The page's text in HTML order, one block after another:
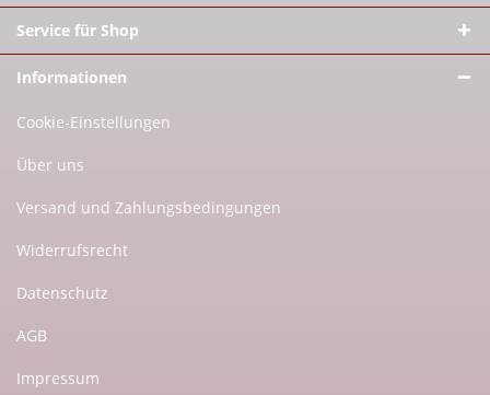
Service für Shop
Informationen
Cookie-Einstellungen
Über uns
Versand und Zahlungsbedingungen
Widerrufsrecht
Datenschutz
AGB
Impressum